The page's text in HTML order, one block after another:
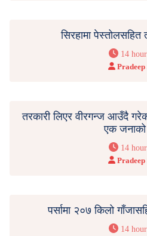
सिरहामा
14
Pradeep
तरकारी लिएर वीरगन्ज आउँदै
एक जनाको
14
Pradeep
पर्सामा २०७ किलो
14